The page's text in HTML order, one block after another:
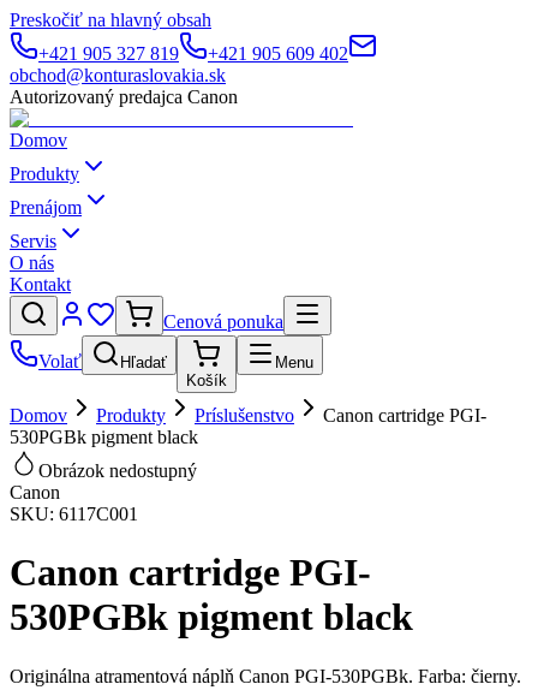
Preskočiť na hlavný obsah
+421 905 327 819
+421 905 609 402
obchod@konturaslovakia.sk
Autorizovaný predajca Canon
Domov
Produkty
Prenájom
Servis
O nás
Kontakt
Cenová ponuka
Volať
Hľadať
Košík
Menu
Domov Produkty Príslušenstvo
Canon cartridge PGI-
530PGBk pigment black
Obrázok nedostupný
Canon
SKU: 6117C001
Canon cartridge PGI-
530PGBk pigment black
Originálna atramentová náplň Canon PGI-530PGBk. Farba: čierny.